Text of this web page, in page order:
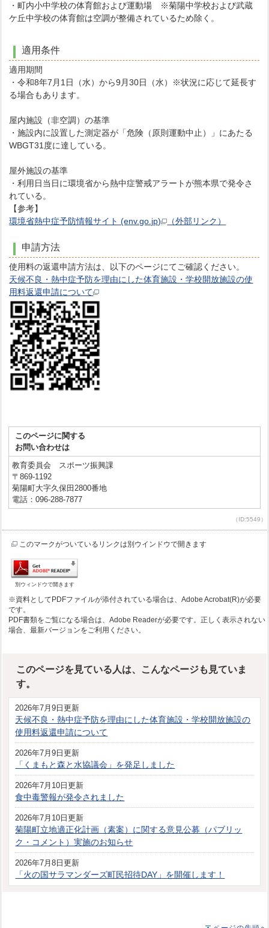
・町内小中学校の体育館および運動場 ※菊陽中学校および武蔵
ケ丘中学校の体育館は空調が整備されているため除く。
適用条件
適用期間
・令和8年7月1日（水）から9月30日（水）※状況に応じて延長す
る場合もあります。
屋内施設（非空調）の基準
・施設内に設置した測定器が「危険（原則運動中止）」にあたる
WBGT31度に達している。
屋外施設の基準
・利用日当日に環境省から熱中症警戒アラートが熊本県で発令さ
れている。
【参考】
環境省熱中症予防情報サイト (env.go.jp)
（外部リンク）
申請方法
使用料の返還申請方法は、以下のページにてご確認ください。
天候不良・熱中症予防を理由にした体育施設・学校開放施設の使
用料返還申請について
このページに関する
お問い合わせは
教育委員会 スポーツ振興課
〒869-1192
菊陽町大字久保田2800番地
電話：096-288-7877
（ID:5549）
このマークがついているリンクは別ウインドウで開きます
別ウィンドウで開きます
※資料としてPDFファイルが添付されている場合は、Adobe Acrobat(R)が必要
です。
PDF書類をご覧になる場合は、Adobe Readerが必要です。正しく表示されない
場合、最新バージョンをご利用ください。
このページを見ている人は、こんなページも見ていま
す。
2026年7月9日更新
天候不良・熱中症予防を理由にした体育施設・学校開放施設の
使用料返還申請について
2026年7月9日更新
「くまもと森と水協議会」を発足しました
2026年7月10日更新
食中毒警報が発令されました
2026年7月10日更新
菊陽町立地適正化計画（素案）に関する意見公募（パブリッ
ク・コメント）実施のお知らせ
2026年7月8日更新
「火の国サラマンダーズ町民招待DAY」を開催します！